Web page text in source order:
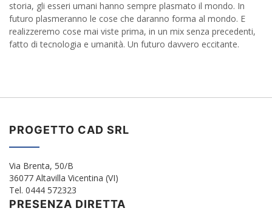
storia, gli esseri umani hanno sempre plasmato il mondo. In
futuro plasmeranno le cose che daranno forma al mondo. E
realizzeremo cose mai viste prima, in un mix senza precedenti,
fatto di tecnologia e umanità. Un futuro davvero eccitante.
PROGETTO CAD SRL
Via Brenta, 50/B
36077 Altavilla Vicentina (VI)
Tel. 0444 572323
PRESENZA DIRETTA